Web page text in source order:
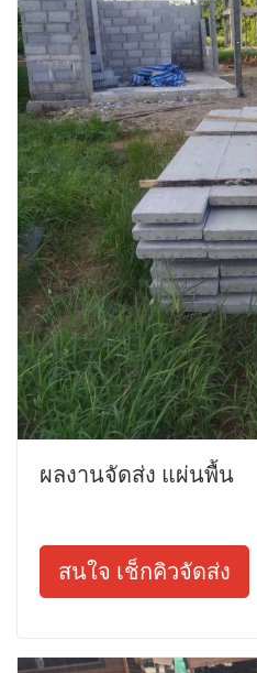
ผลงานจัดส่ง แผ่นพื้น
สนใจ เช็กคิวจัดส่ง